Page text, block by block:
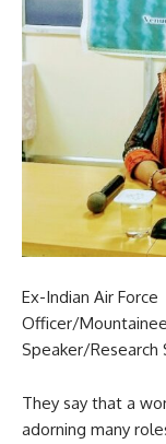
Ex-Indian Air Force
Officer/
Speaker/Research
They say that a
adorning many